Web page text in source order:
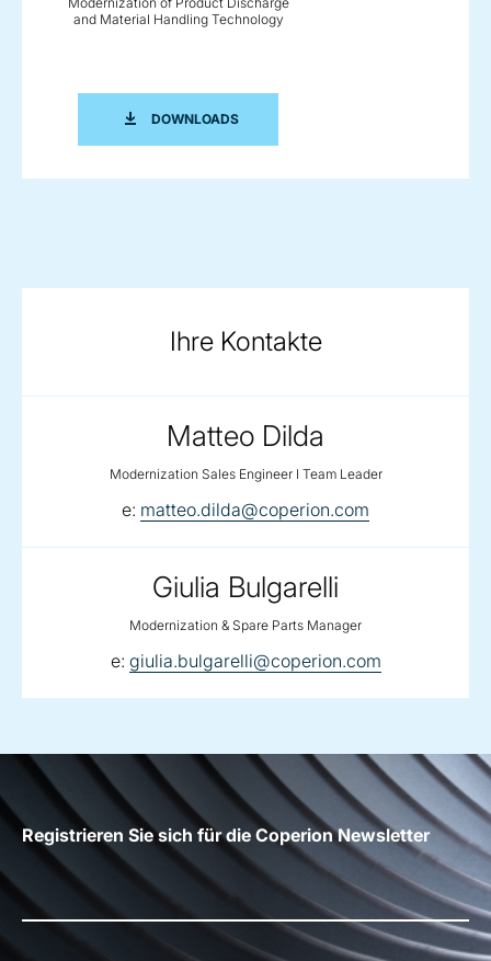
and Material Handling Technology
DOWNLOADSMODERNIZATION OF PRODUCT
Ihre Kontakte
Matteo Dilda
Modernization Sales Engineer I Team Leader
e: email:
matteo.dilda@coperion.com
Giulia Bulgarelli
Modernization & Spare Parts Manager
e: email:
giulia.bulgarelli@coperion.com
Registrieren Sie sich für die Coperion Newsletter